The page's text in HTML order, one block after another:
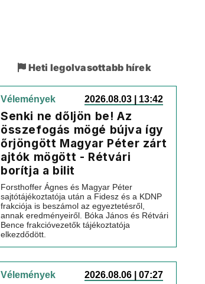
Heti legolvasottabb hírek
Vélemények 2026.08.03 | 13:42
Senki ne dőljön be! Az
összefogás mögé bújva így
őrjöngött Magyar Péter zárt
ajtók mögött - Rétvári
borítja a bilit
Forsthoffer Ágnes és Magyar Péter
sajtótájékoztatója után a Fidesz és a KDNP
frakciója is beszámol az egyeztetésről,
annak eredményeiről. Bóka János és Rétvári
Bence frakcióvezetők tájékoztatója
elkezdődött.
Vélemények 2026.08.06 | 07:27